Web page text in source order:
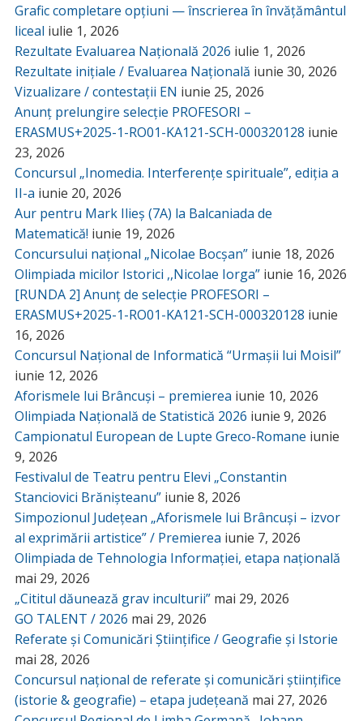
Grafic completare opțiuni — înscrierea în învățământul
liceal iulie 1, 2026
Rezultate Evaluarea Națională 2026 iulie 1, 2026
Rezultate inițiale / Evaluarea Națională iunie 30, 2026
Vizualizare / contestații EN iunie 25, 2026
Anunț prelungire selecție PROFESORI –
ERASMUS+2025-1-RO01-KA121-SCH-000320128 iunie
23, 2026
Concursul „Inomedia. Interferențe spirituale”, ediția a
II-a iunie 20, 2026
Aur pentru Mark Ilieș (7A) la Balcaniada de
Matematică! iunie 19, 2026
Concursului național „Nicolae Bocșan” iunie 18, 2026
Olimpiada micilor Istorici ,,Nicolae Iorga” iunie 16, 2026
[RUNDA 2] Anunț de selecție PROFESORI –
ERASMUS+2025-1-RO01-KA121-SCH-000320128 iunie
16, 2026
Concursul Național de Informatică “Urmașii lui Moisil”
iunie 12, 2026
Aforismele lui Brâncuși – premierea iunie 10, 2026
Olimpiada Națională de Statistică 2026 iunie 9, 2026
Campionatul European de Lupte Greco-Romane iunie
9, 2026
Festivalul de Teatru pentru Elevi „Constantin
Stanciovici Brănișteanu” iunie 8, 2026
Simpozionul Județean „Aforismele lui Brâncuși – izvor
al exprimării artistice” / Premierea iunie 7, 2026
Olimpiada de Tehnologia Informației, etapa națională
mai 29, 2026
„Cititul dăunează grav inculturii” mai 29, 2026
GO TALENT / 2026 mai 29, 2026
Referate și Comunicări Științifice / Geografie și Istorie
mai 28, 2026
Concursul național de referate și comunicări științifice
(istorie & geografie) – etapa județeană mai 27, 2026